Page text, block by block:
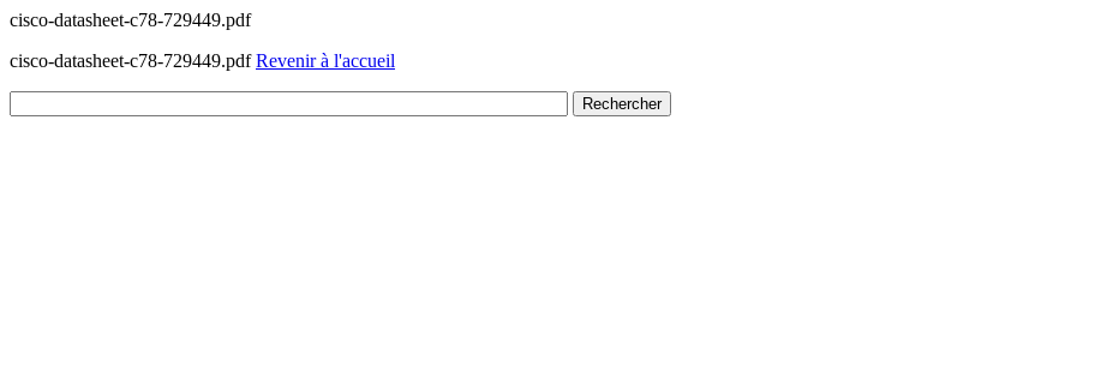
cisco-datasheet-c78-729449.pdf
cisco-datasheet-c78-729449.pdfRevenir à l'accueil